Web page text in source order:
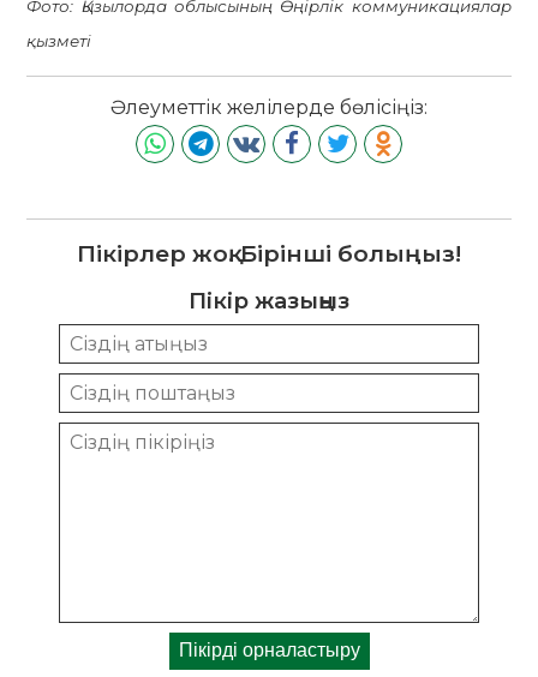
Фото: Қызылорда облысының Өңірлік коммуникациялар
қызметі
Әлеуметтік желілерде бөлісіңіз:
Пікірлер жоқ. Бірінші болыңыз!
Пікір жазыңыз